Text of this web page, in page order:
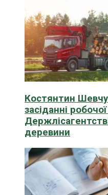
Костянтин
засіданні
деревини